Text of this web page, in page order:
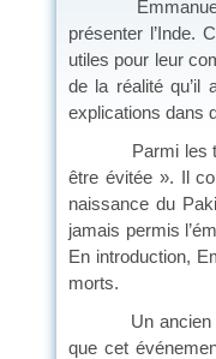
Emmanuel
présenter l’Inde.
utiles pour leur
de la réalité qu’il
explications dans
Parmi les
être évitée ». Il
naissance du
jamais permis
En introduction,
morts.
Un ancien
que cet